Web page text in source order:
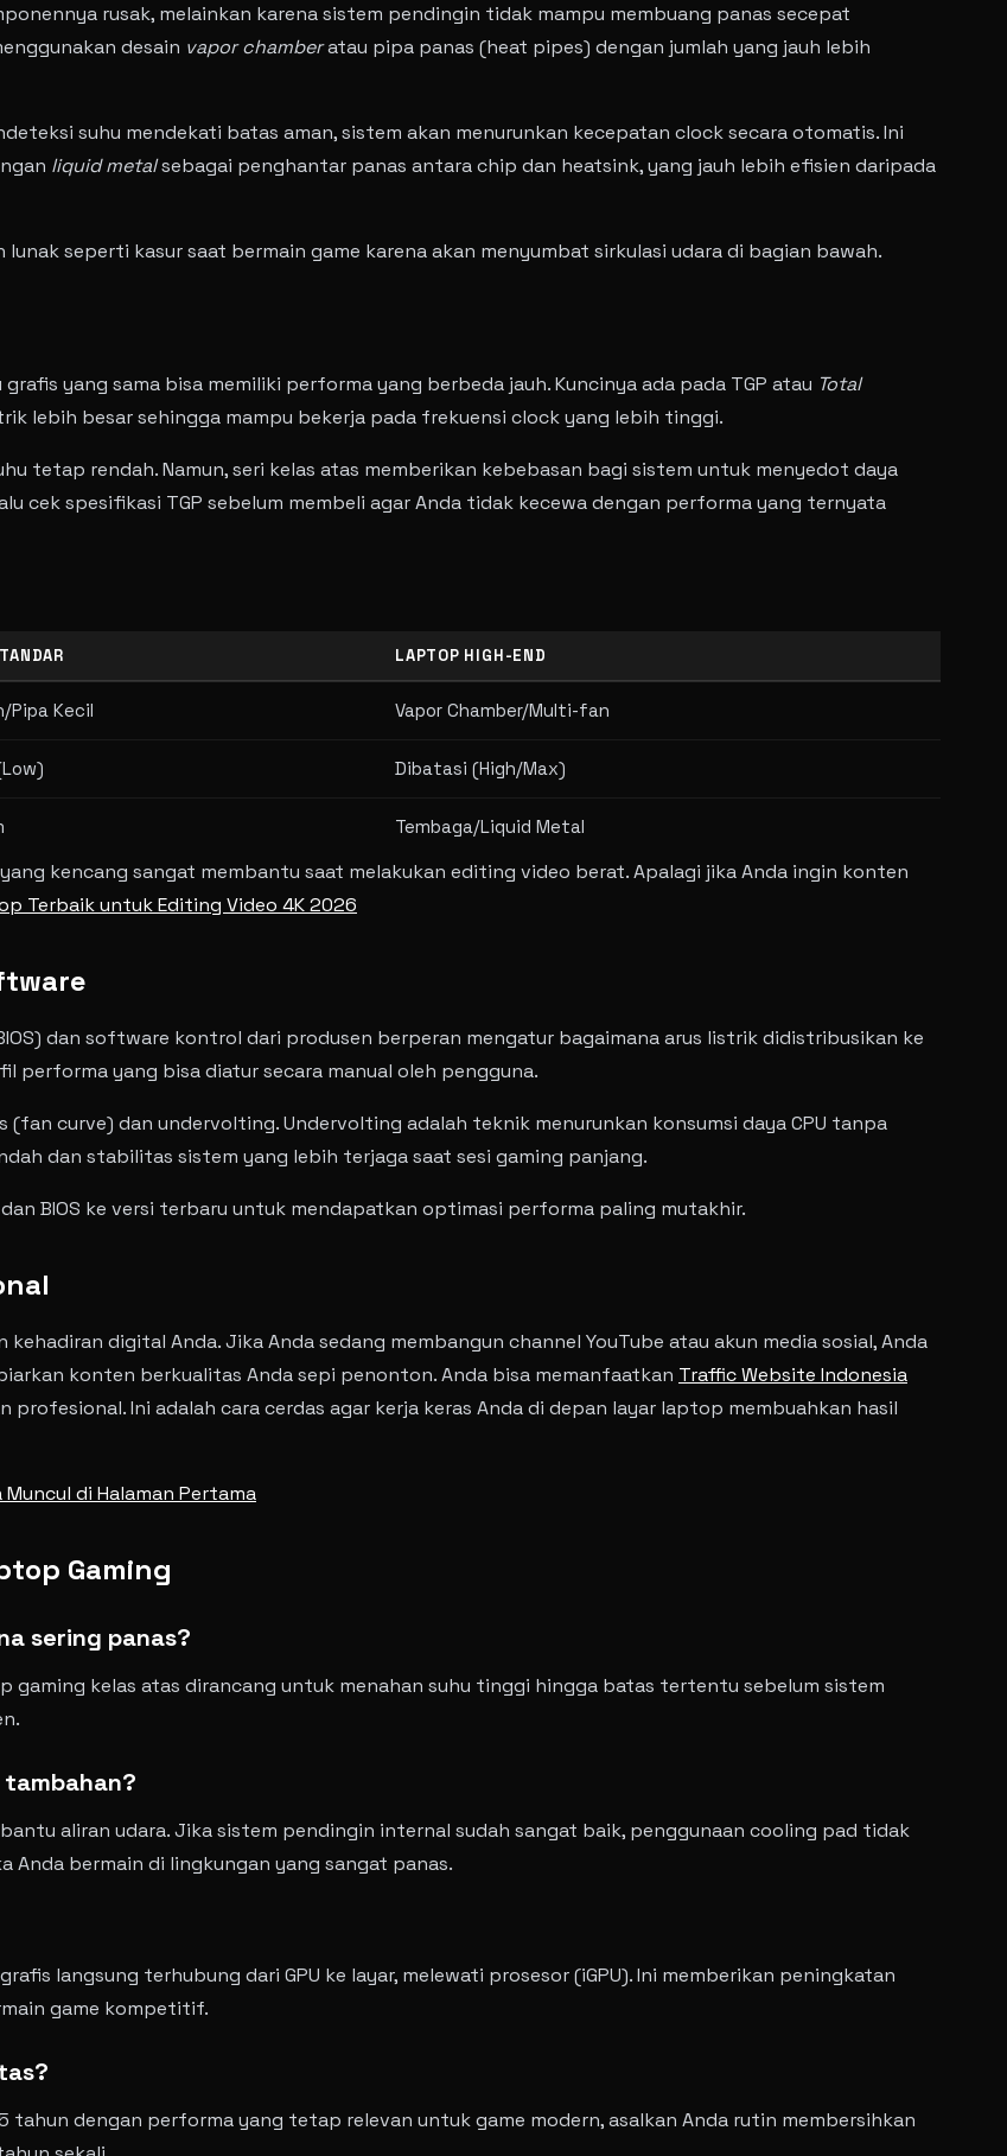
rusak, melainkan karena sistem pendingin tidak mampu membuang panas secepat
desain vapor chamberatau pipa panas (heat pipes) dengan jumlah yang jauh lebih
suhu mendekati batas aman, sistem akan menurunkan kecepatan clock secara otomatis. Ini
liquid metalsebagai penghantar panas antara chip dan heatsink, yang jauh lebih efisien daripada
seperti kasur saat bermain game karena akan menyumbat sirkulasi udara di bagian bawah.
yang sama bisa memiliki performa yang berbeda jauh. Kuncinya ada pada TGP atau Total
lebih besar sehingga mampu bekerja pada frekuensi clock yang lebih tinggi.
tetap rendah. Namun, seri kelas atas memberikan kebebasan bagi sistem untuk menyedot daya
cek spesifikasi TGP sebelum membeli agar Anda tidak kecewa dengan performa yang ternyata
LAPTOP HIGH-END
Pipa Kecil Vapor Chamber/Multi-fan
Dibatasi (High/Max)
Tembaga/Liquid Metal
kencang sangat membantu saat melakukan editing video berat. Apalagi jika Anda ingin konten
Terbaik untuk Editing Video 4K 2026
dan software kontrol dari produsen berperan mengatur bagaimana arus listrik didistribusikan ke
performa yang bisa diatur secara manual oleh pengguna.
curve) dan undervolting. Undervolting adalah teknik menurunkan konsumsi daya CPU tanpa
dan stabilitas sistem yang lebih terjaga saat sesi gaming panjang.
BIOS ke versi terbaru untuk mendapatkan optimasi performa paling mutakhir.
digital Anda. Jika Anda sedang membangun channel YouTube atau akun media sosial, Anda
konten berkualitas Anda sepi penonton. Anda bisa memanfaatkan Traffic Website Indonesia
Ini adalah cara cerdas agar kerja keras Anda di depan layar laptop membuahkan hasil
Muncul di Halaman Pertama
Gaming
sering panas?
gaming kelas atas dirancang untuk menahan suhu tinggi hingga batas tertentu sebelum sistem
aliran udara. Jika sistem pendingin internal sudah sangat baik, penggunaan cooling pad tidak
Anda bermain di lingkungan yang sangat panas.
langsung terhubung dari GPU ke layar, melewati prosesor (iGPU). Ini memberikan peningkatan
game kompetitif.
dengan performa yang tetap relevan untuk game modern, asalkan Anda rutin membersihkan